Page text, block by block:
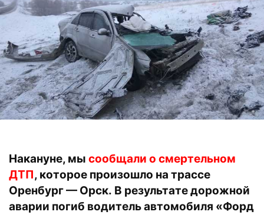
Накануне, мы сообщали о смертельном
ДТП, которое произошло на трассе
Оренбург — Орск. В результате дорожной
аварии погиб водитель автомобиля «Форд